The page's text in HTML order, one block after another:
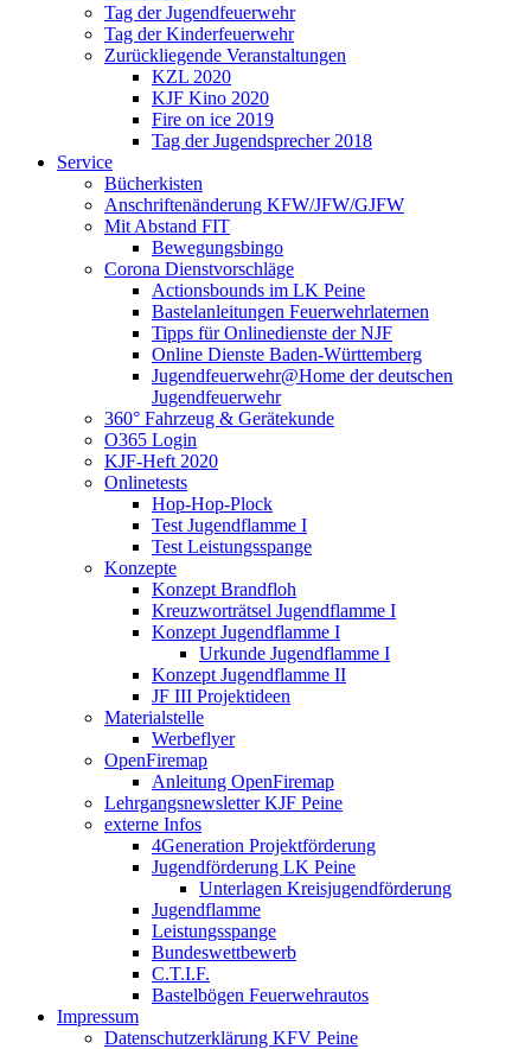
Tag der Jugendfeuerwehr
Tag der Kinderfeuerwehr
Zurückliegende Veranstaltungen
KZL 2020
KJF Kino 2020
Fire on ice 2019
Tag der Jugendsprecher 2018
Service
Bücherkisten
Anschriftenänderung KFW/JFW/GJFW
Mit Abstand FIT
Bewegungsbingo
Corona Dienstvorschläge
Actionsbounds im LK Peine
Bastelanleitungen Feuerwehrlaternen
Tipps für Onlinedienste der NJF
Online Dienste Baden-Württemberg
Jugendfeuerwehr@Home der deutschen
Jugendfeuerwehr
360° Fahrzeug & Gerätekunde
O365 Login
KJF-Heft 2020
Onlinetests
Hop-Hop-Plock
Test Jugendflamme I
Test Leistungsspange
Konzepte
Konzept Brandfloh
Kreuzworträtsel Jugendflamme I
Konzept Jugendflamme I
Urkunde Jugendflamme I
Konzept Jugendflamme II
JF III Projektideen
Materialstelle
Werbeflyer
OpenFiremap
Anleitung OpenFiremap
Lehrgangsnewsletter KJF Peine
externe Infos
4Generation Projektförderung
Jugendförderung LK Peine
Unterlagen Kreisjugendförderung
Jugendflamme
Leistungsspange
Bundeswettbewerb
C.T.I.F.
Bastelbögen Feuerwehrautos
Impressum
Datenschutzerklärung KFV Peine